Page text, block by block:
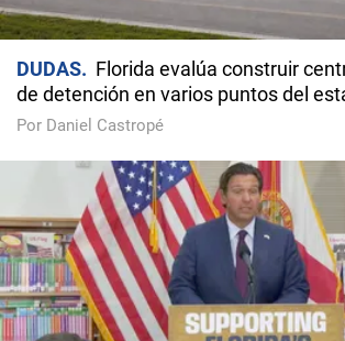
DUDAS
Florida evalúa construir
de detención en varios puntos del
Por Daniel Castropé